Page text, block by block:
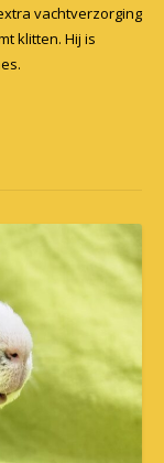
vachtverzorging
klitten. Hij is